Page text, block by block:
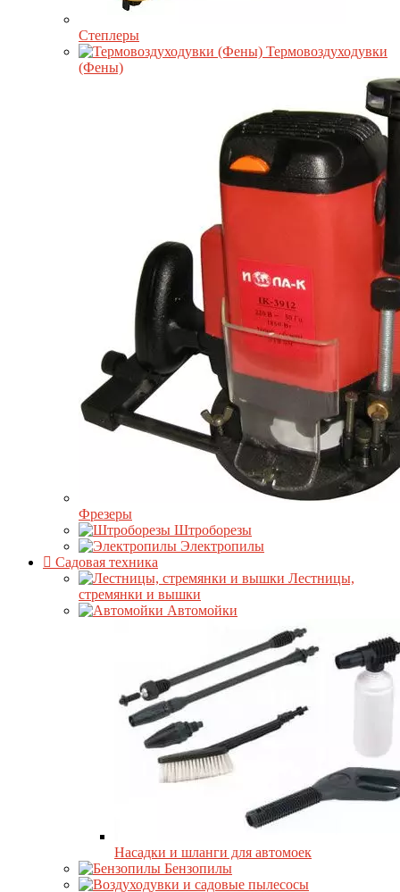
Степлеры
Термовоздуходувки
(Фены)
Фрезеры
Штроборезы
Электропилы
Садовая техника
Лестницы,
стремянки и вышки
Автомойки
Насадки и шланги для автомоек
Бензопилы